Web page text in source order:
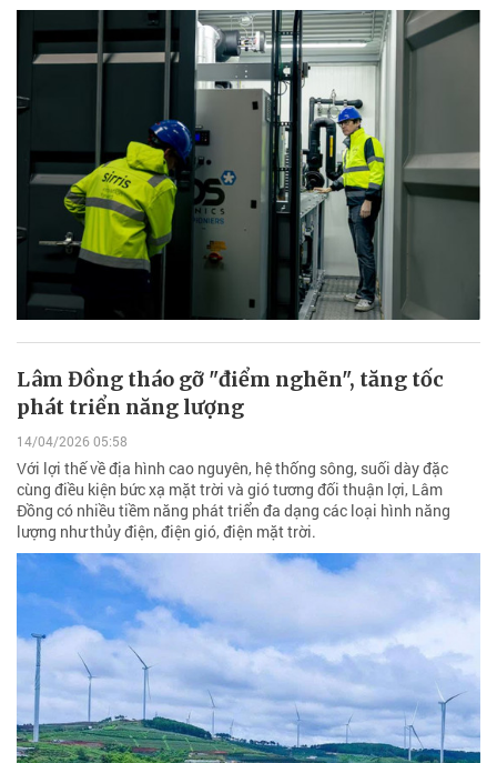
Lâm Đồng tháo gỡ "điểm nghẽn", tăng tốc
phát triển năng lượng
14/04/2026 05:58
Với lợi thế về địa hình cao nguyên, hệ thống sông, suối dày đặc
cùng điều kiện bức xạ mặt trời và gió tương đối thuận lợi, Lâm
Đồng có nhiều tiềm năng phát triển đa dạng các loại hình năng
lượng như thủy điện, điện gió, điện mặt trời.